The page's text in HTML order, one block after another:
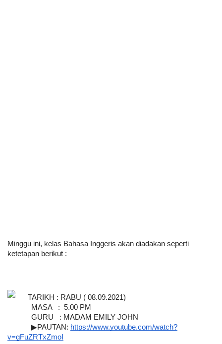
Minggu ini, kelas Bahasa Inggeris akan diadakan seperti
ketetapan berikut :
TARIKH : RABU ( 08.09.2021)
MASA   :  5.00 PM
GURU   : MADAM EMILY JOHN
▶PAUTAN: https://www.youtube.com/watch?
v=gFuZRTxZmoI